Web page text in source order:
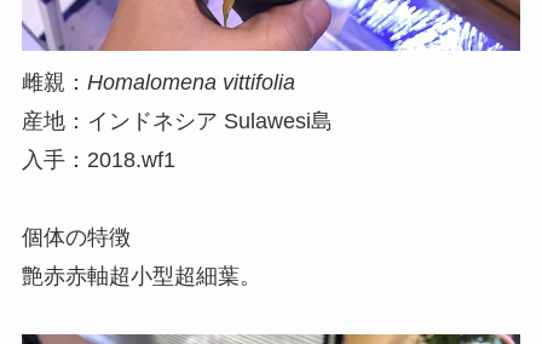
雌親： Homalomena vittifolia
産地：インドネシア Sulawesi島
入手：2018.wf1
個体の特徴
艶赤赤軸超小型超細葉。